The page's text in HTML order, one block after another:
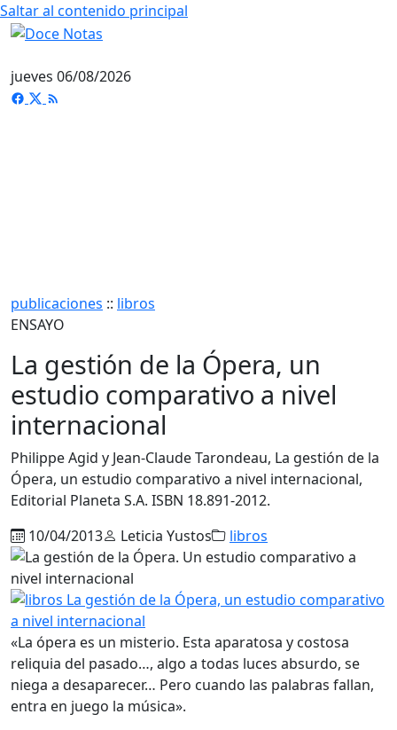
Saltar al contenido principal
jueves 06/08/2026
publicaciones :: libros
ENSAYO
La gestión de la Ópera, un
estudio comparativo a nivel
internacional
Philippe Agid y Jean-Claude Tarondeau, La gestión de la
Ópera, un estudio comparativo a nivel internacional,
Editorial Planeta S.A. ISBN 18.891-2012.
10/04/2013
Leticia Yustos libros
«La ópera es un misterio. Esta aparatosa y costosa
reliquia del pasado…, algo a todas luces absurdo, se
niega a desaparecer… Pero cuando las palabras fallan,
entra en juego la música».